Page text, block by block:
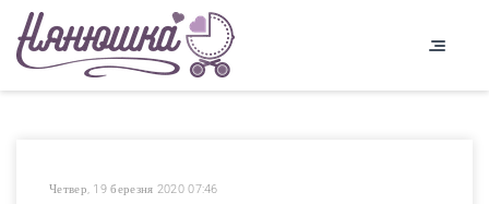
Четвер, 19 березня 2020 07:46